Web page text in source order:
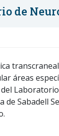
y
con la
de
áreas
de Sabadell